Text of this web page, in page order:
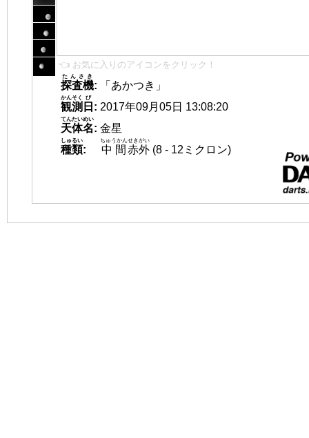
👈 お気に入りのアイコンをクリック！
探査機
たんさき
:
「あかつき」
観測
かんそく
日
び
: 2017年09月05日 13:08:20
天体名
てんたいめい
: 金星
種類
しゅるい
: 中間
ちゅうかん
赤外
せきがい
(8 - 12ミクロン)